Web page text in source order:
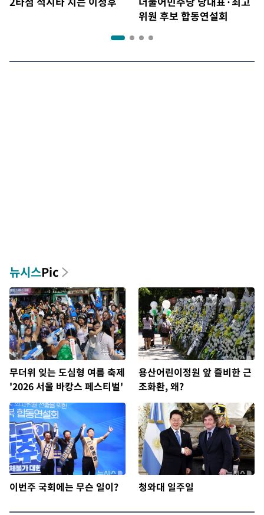
위원 후보 합동연설회
뉴시스Pic
무더위 잊는 도심형 여름 축제
'2026 서울 바캉스 페스티벌'
용산어린이정원 앞 즐비한 근
조화환, 왜?
이번주 국회에는 무슨 일이? 청와대 일주일